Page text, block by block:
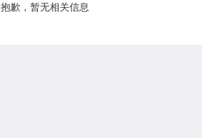
抱歉，暂无相关信息